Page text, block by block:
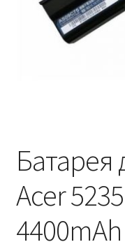
Батарея
Acer
4400mAh